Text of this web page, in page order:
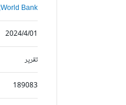
World Bank;
2024/4/01
تقرير
189083